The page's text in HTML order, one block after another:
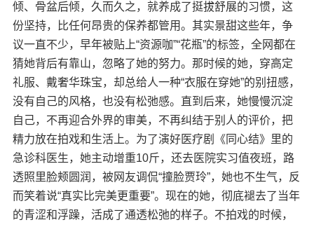
倾、骨盆后倾，久而久之，就养成了挺拔舒展的习惯，这
份坚持，比任何昂贵的保养都管用。​ 其实景甜这些年，争
议一直不少，早年被贴上“资源咖”“花瓶”的标签，全网都在
猜她背后有靠山，忽略了她的努力。那时候的她，穿高定
礼服、戴奢华珠宝，却总给人一种“衣服在穿她”的别扭感，
没有自己的风格，也没有松弛感。 ​ 直到后来，她慢慢沉淀
自己，不再迎合外界的审美，不再纠结于别人的评价，把
精力放在拍戏和生活上。为了演好医疗剧《同心结》里的
急诊科医生，她主动增重10斤，还去医院实习值夜班，路
透照里脸颊圆润，被网友调侃“撞脸贾玲”，她也不生气，反
而笑着说“真实比完美更重要”。​ 现在的她，彻底褪去了当年
的青涩和浮躁，活成了通透松弛的样子。不拍戏的时候，